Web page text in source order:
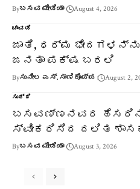
Byಬಸವ ಮೀಡಿಯಾ August 4, 2026
ಚಾವಡಿ
ಜಾತಿ, ಧರ್ಮ ಭೇದಗಳನ್ನು
ಜನತಾ ಪಕ್ಷ ಬರಲಿ
Byಸುನೀಲ ಎಸ್. ಸಾಣಿಕೊಪ್ಪ August 2,
ಸುದ್ದಿ
ಬಸವಣ್ಣನವರ
ಸ್ವೀಕರಿಸಿದ ದಲಿತ
Byಬಸವ ಮೀಡಿಯಾ August 3, 2026